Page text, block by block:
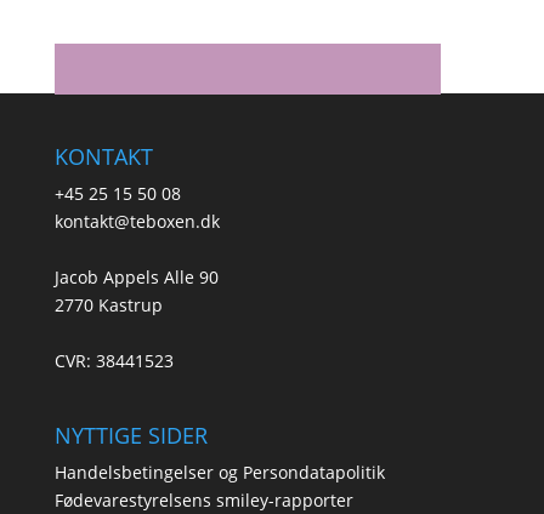
KONTAKT
+45 25 15 50 08
kontakt@teboxen.dk
Jacob Appels Alle 90
2770 Kastrup
CVR: 38441523
NYTTIGE SIDER
Handelsbetingelser og Persondatapolitik
Fødevarestyrelsens smiley-rapporter